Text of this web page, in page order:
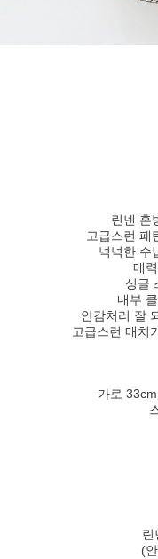
린넨 혼
고급스런 패
넉넉한 수
매
싱글
내부
안감처리 잘
고급스런 매치
가로
린
(